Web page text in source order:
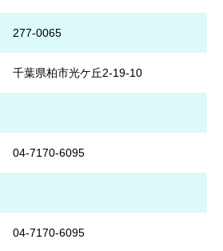
277-0065
千葉県柏市光ケ丘2-19-10
04-7170-6095
04-7170-6095